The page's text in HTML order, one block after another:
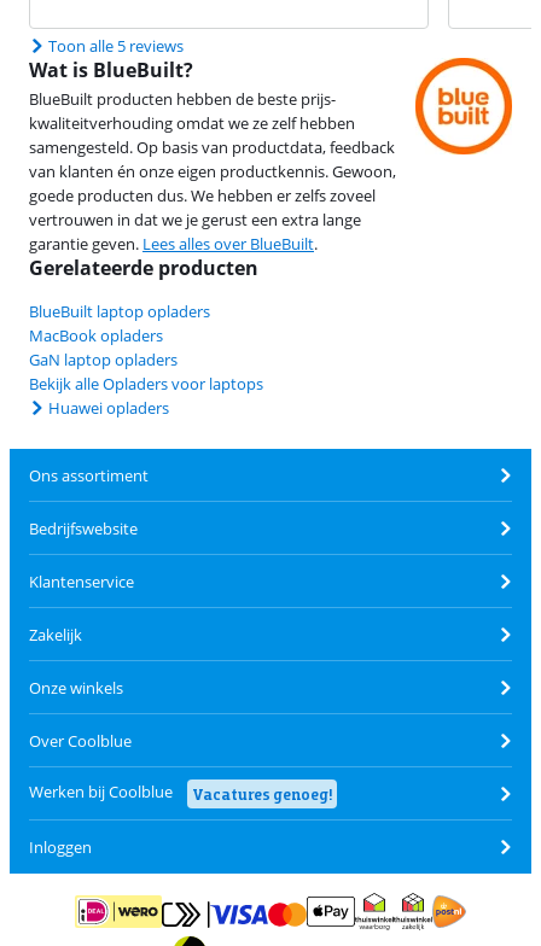
Toon alle 5 reviews
Wat is BlueBuilt?
BlueBuilt producten hebben de beste prijs-
kwaliteitverhouding omdat we ze zelf hebben
samengesteld. Op basis van productdata, feedback
van klanten én onze eigen productkennis. Gewoon,
goede producten dus. We hebben er zelfs zoveel
vertrouwen in dat we je gerust een extra lange
garantie geven. Lees alles over BlueBuilt.
Gerelateerde producten
BlueBuilt laptop opladers
MacBook opladers
GaN laptop opladers
Bekijk alle Opladers voor laptops
Huawei opladers
Ons assortiment
Bedrijfswebsite
Klantenservice
Zakelijk
Onze winkels
Over Coolblue
Werken bij Coolblue Vacatures genoeg!
Inloggen
Betalen met MasterCard en Visa via ClickToPay